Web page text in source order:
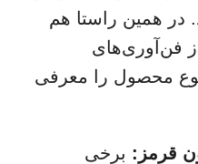
در همین راستا هم
فن‌آوری‌های
محصول را معرفی
قرمز: برخی